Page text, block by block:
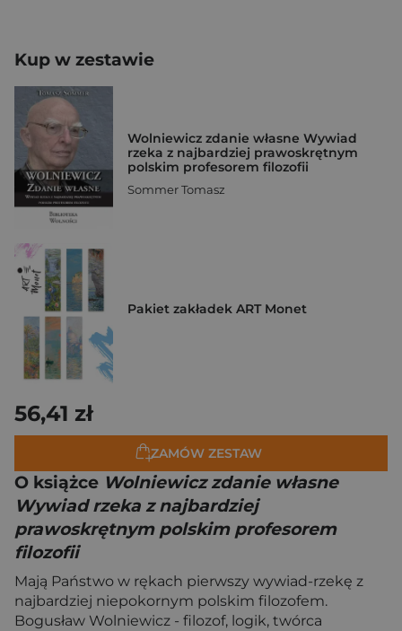
Kup w zestawie
Wolniewicz zdanie własne Wywiad
rzeka z najbardziej prawoskrętnym
polskim profesorem filozofii
Sommer Tomasz
Pakiet zakładek ART Monet
56,41 zł
ZAMÓW ZESTAW
O książce Wolniewicz zdanie własne
Wywiad rzeka z najbardziej
prawoskrętnym polskim profesorem
filozofii
Mają Państwo w rękach pierwszy wywiad-rzekę z
najbardziej niepokornym polskim filozofem.
Bogusław Wolniewicz - filozof, logik, twórca